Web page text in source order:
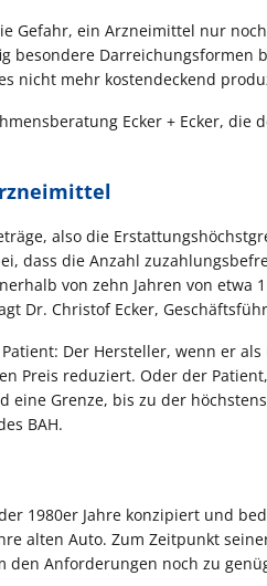
Gefahr, ein Arzneimittel nur
besondere Darreichungsformen
nicht mehr kostendeckend
Ecker + Ecker,
also die
dass die Anzahl
von zehn Jahren von etwa
Dr. Christof Ecker,
Der Hersteller, wenn er
Preis reduziert. Oder der
Grenze, bis zu der
BAH.
1980er Jahre konzipiert und
alten Auto. Zum Zeitpunkt
Anforderungen noch zu